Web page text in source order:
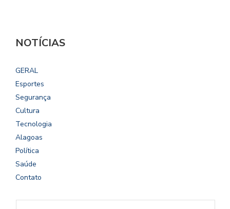
NOTÍCIAS
GERAL
Esportes
Segurança
Cultura
Tecnologia
Alagoas
Política
Saúde
Contato